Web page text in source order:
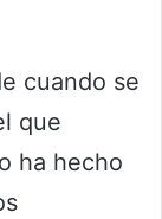
cuando se
que
ha hecho